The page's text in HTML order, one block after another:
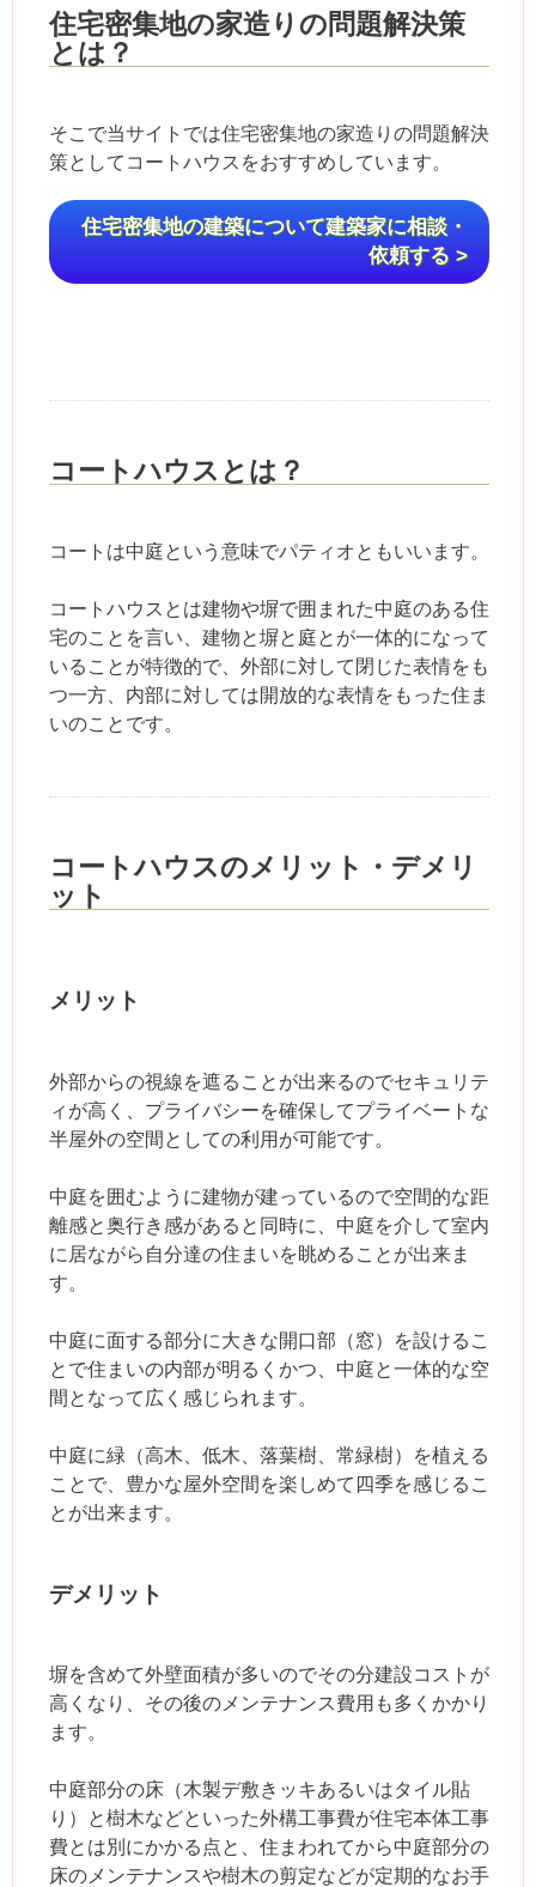
住宅密集地の家造りの問題解決策
とは？
そこで当サイトでは住宅密集地の家造りの問題解決
策としてコートハウスをおすすめしています。
住宅密集地の建築について建築家に相談・
依頼する >
コートハウスとは？
コートは中庭という意味でパティオともいいます。
コートハウスとは建物や塀で囲まれた中庭のある住
宅のことを言い、建物と塀と庭とが一体的になって
いることが特徴的で、外部に対して閉じた表情をも
つ一方、内部に対しては開放的な表情をもった住ま
いのことです。
コートハウスのメリット・デメリ
ット
メリット
外部からの視線を遮ることが出来るのでセキュリテ
ィが高く、プライバシーを確保してプライベートな
半屋外の空間としての利用が可能です。
中庭を囲むように建物が建っているので空間的な距
離感と奥行き感があると同時に、中庭を介して室内
に居ながら自分達の住まいを眺めることが出来ま
す。
中庭に面する部分に大きな開口部（窓）を設けるこ
とで住まいの内部が明るくかつ、中庭と一体的な空
間となって広く感じられます。
中庭に緑（高木、低木、落葉樹、常緑樹）を植える
ことで、豊かな屋外空間を楽しめて四季を感じるこ
とが出来ます。
デメリット
塀を含めて外壁面積が多いのでその分建設コストが
高くなり、その後のメンテナンス費用も多くかかり
ます。
中庭部分の床（木製デ敷きッキあるいはタイル貼
り）と樹木などといった外構工事費が住宅本体工事
費とは別にかかる点と、住まわれてから中庭部分の
床のメンテナンスや樹木の剪定などが定期的なお手